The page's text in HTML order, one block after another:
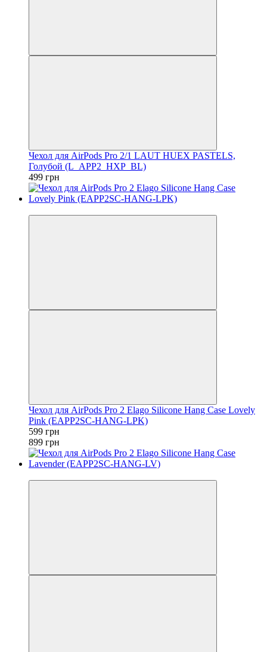
Чехол для AirPods Pro 2/1 LAUT HUEX PASTELS,
Голубой (L_APP2_HXP_BL)
499 грн
Чехол для AirPods Pro 2 Elago Silicone Hang Case Lovely
Pink (EAPP2SC-HANG-LPK)
599 грн
899 грн